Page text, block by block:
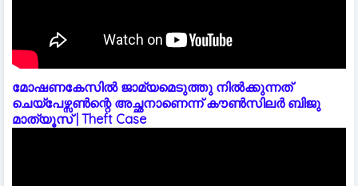
മോഷണകേസിൽ ജാമ്യമെടുത്തു നിൽക്കുന്നത്
ചെയ്പേഴ്സൺന്റെ അച്ഛനാണെന്ന് കൗൺസിലർ ബിജു
മാത്യൂസ് | Theft Case